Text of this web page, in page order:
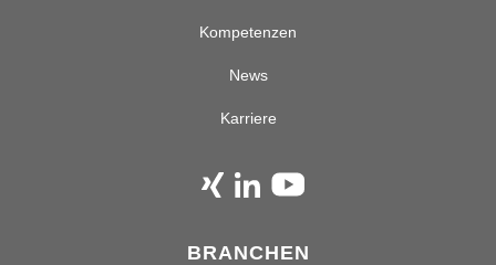
Kompetenzen
News
Karriere
BRANCHEN